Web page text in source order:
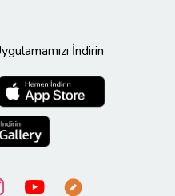
İndirin